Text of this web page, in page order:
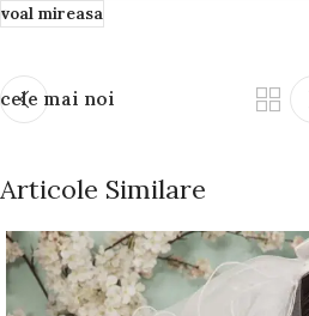
voal mireasa
cele mai noi
Articole Similare